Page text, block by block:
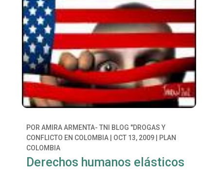
POR AMIRA ARMENTA- TNI BLOG "DROGAS Y
CONFLICTO EN COLOMBIA| OCT 13, 2009|
PLAN
COLOMBIA
Derechos humanos elásticos